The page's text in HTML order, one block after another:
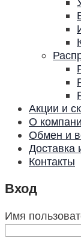
Акции и
О
Обмен и
Доставка
Контакты
Вход
Имя